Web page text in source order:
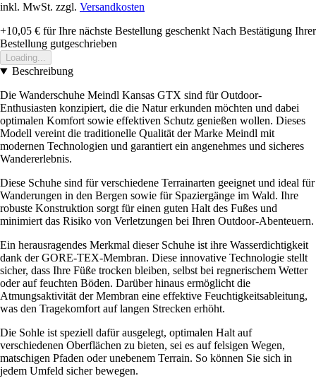
inkl. MwSt. zzgl. Versandkosten
+10,05 € für Ihre nächste Bestellung geschenkt Nach Bestätigung Ihrer
Bestellung gutgeschrieben
Loading...
Beschreibung
Die Wanderschuhe Meindl Kansas GTX sind für Outdoor-
Enthusiasten konzipiert, die die Natur erkunden möchten und dabei
optimalen Komfort sowie effektiven Schutz genießen wollen. Dieses
Modell vereint die traditionelle Qualität der Marke Meindl mit
modernen Technologien und garantiert ein angenehmes und sicheres
Wandererlebnis.
Diese Schuhe sind für verschiedene Terrainarten geeignet und ideal für
Wanderungen in den Bergen sowie für Spaziergänge im Wald. Ihre
robuste Konstruktion sorgt für einen guten Halt des Fußes und
minimiert das Risiko von Verletzungen bei Ihren Outdoor-Abenteuern.
Ein herausragendes Merkmal dieser Schuhe ist ihre Wasserdichtigkeit
dank der GORE-TEX-Membran. Diese innovative Technologie stellt
sicher, dass Ihre Füße trocken bleiben, selbst bei regnerischem Wetter
oder auf feuchten Böden. Darüber hinaus ermöglicht die
Atmungsaktivität der Membran eine effektive Feuchtigkeitsableitung,
was den Tragekomfort auf langen Strecken erhöht.
Die Sohle ist speziell dafür ausgelegt, optimalen Halt auf
verschiedenen Oberflächen zu bieten, sei es auf felsigen Wegen,
matschigen Pfaden oder unebenem Terrain. So können Sie sich in
jedem Umfeld sicher bewegen.